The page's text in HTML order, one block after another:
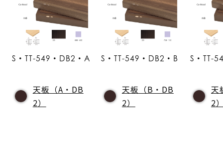
S・TT-549・DB2・A
天板（A・DB
2）
S・TT-549・DB2・B
天板（B・DB
2）
S・TT-
天
2